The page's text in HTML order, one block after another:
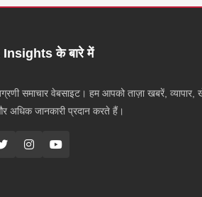
के बारे में
समाचार वेबसाइट। हम आपको ताज़ा खबरें, व्यापार,
अधिक जानकारी प्रदान करते हैं।